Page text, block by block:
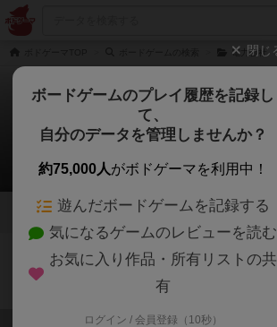
電力会社
新電力会社デラック
拡張/関連作品 23件
3 4
新電力会社デラックスに紐付いているボードゲーム一
編・リメイク版などの同じシリーズを中心に、関連性
います。
閉じ
ボードゲームのプレイ履歴を記録し
て、
自分のデータを管理しませんか？
約75,000人がボドゲーマを利用中！
遊んだボードゲームを記録する
気になるゲームのレビューを読む
お気に入り作品・所有リストの共
有
ログイン / 会員登録（10秒）